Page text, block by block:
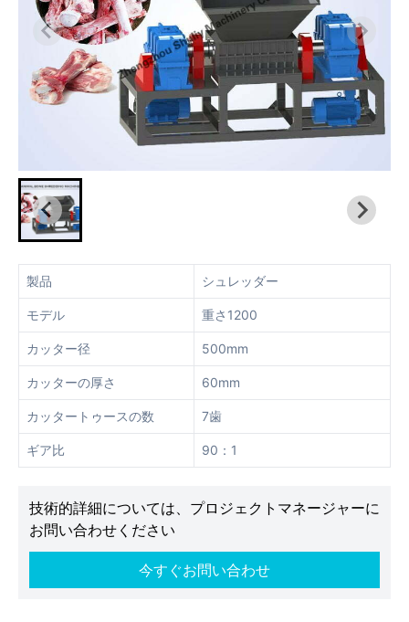
製品 シュレッダー
モデル 重さ1200
カッター径 500mm
カッターの厚さ 60mm
カッタートゥースの数 7歯
ギア比 90：1
技術的詳細については、プロジェクトマネージャーに
お問い合わせください
今すぐお問い合わせ